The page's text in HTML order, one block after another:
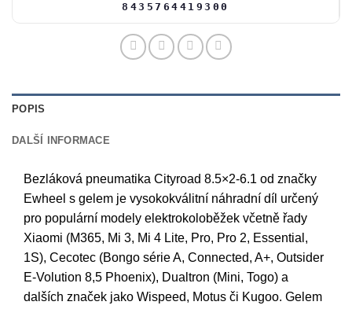
8435764419300
POPIS
DALŠÍ INFORMACE
Bezláková pneumatika Cityroad 8.5×2-6.1 od značky
Ewheel s gelem je vysokokválitní náhradní díl určený
pro populární modely elektrokoloběžek včetně řady
Xiaomi (M365, Mi 3, Mi 4 Lite, Pro, Pro 2, Essential,
1S), Cecotec (Bongo série A, Connected, A+, Outsider
E-Volution 8,5 Phoenix), Dualtron (Mini, Togo) a
dalších značek jako Wispeed, Motus či Kugoo. Gelem